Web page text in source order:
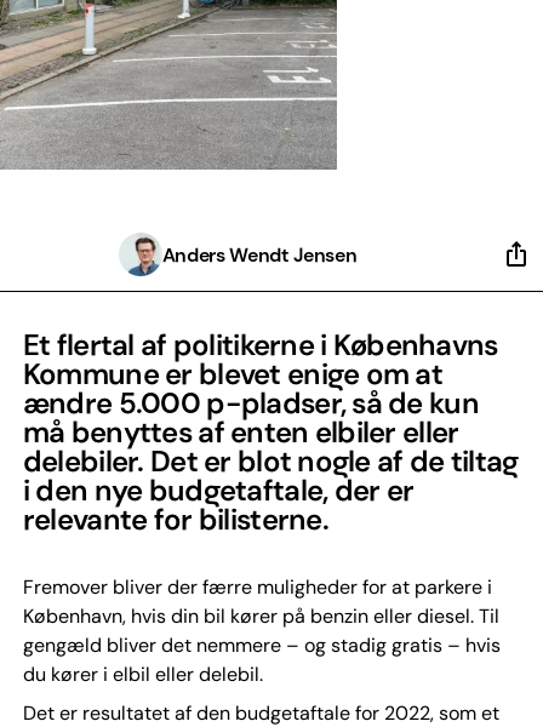
Anders Wendt Jensen
Et flertal af politikerne i Københavns
Kommune er blevet enige om at
ændre 5.000 p-pladser, så de kun
må benyttes af enten elbiler eller
delebiler. Det er blot nogle af de tiltag
i den nye budgetaftale, der er
relevante for bilisterne.
Fremover bliver der færre muligheder for at parkere i
København, hvis din bil kører på benzin eller diesel. Til
gengæld bliver det nemmere – og stadig gratis – hvis
du kører i elbil eller delebil.
Det er resultatet af den budgetaftale for 2022, som et